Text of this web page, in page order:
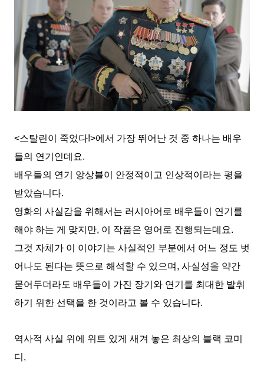
<스탈린이 죽었다!>에서 가장 뛰어난 것 중 하나는 배우
들의 연기인데요.
배우들의 연기 앙상블이 안정적이고 인상적이라는 평을
받았습니다.
영화의 사실감을 위해서는 러시아어로 배우들이 연기를
해야 하는 게 맞지만, 이 작품은 영어로 진행되는데요.
그것 자체가 이 이야기는 사실적인 부분에서 어느 정도 벗
어나도 된다는 뜻으로 해석할 수 있으며, 사실성을 약간
묻어두더라도 배우들이 가진 장기와 연기를 최대한 발휘
하기 위한 선택을 한 것이라고 볼 수 있습니다.
역사적 사실 위에 위트 있게 새겨 놓은 최상의 블랙 코미
디,